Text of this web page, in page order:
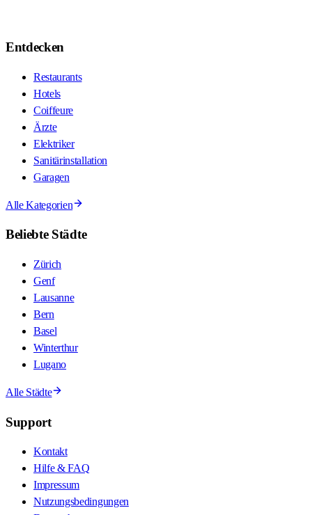
Entdecken
Restaurants
Hotels
Coiffeure
Ärzte
Elektriker
Sanitärinstallation
Garagen
Alle Kategorien
Beliebte Städte
Zürich
Genf
Lausanne
Bern
Basel
Winterthur
Lugano
Alle Städte
Support
Kontakt
Hilfe & FAQ
Impressum
Nutzungsbedingungen